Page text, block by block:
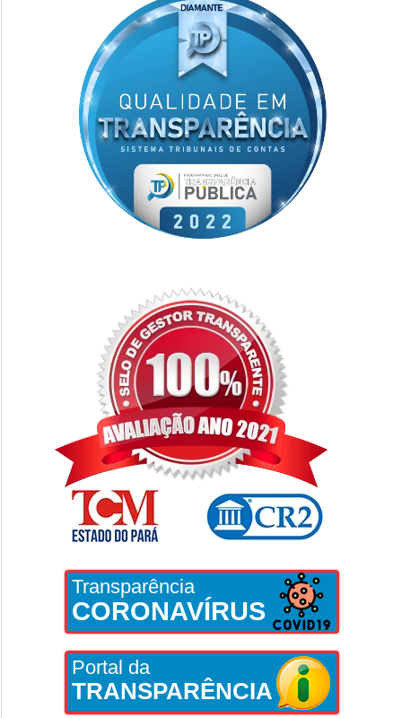
Transparência
CORONAVÍRUS
Portal da
TRANSPARÊNCIA